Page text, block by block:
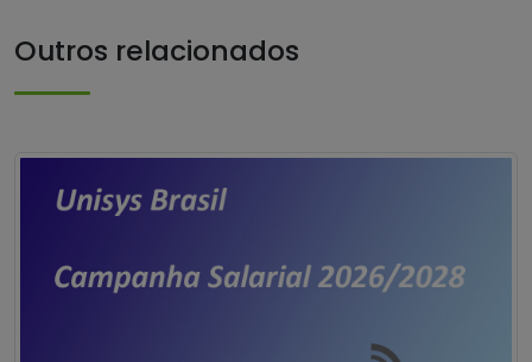
Outros relacionados